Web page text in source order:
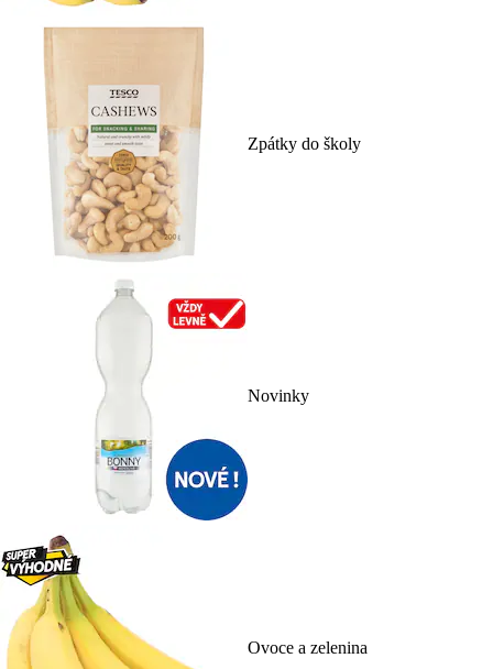
Zpátky do školy
Novinky
Ovoce a zelenina